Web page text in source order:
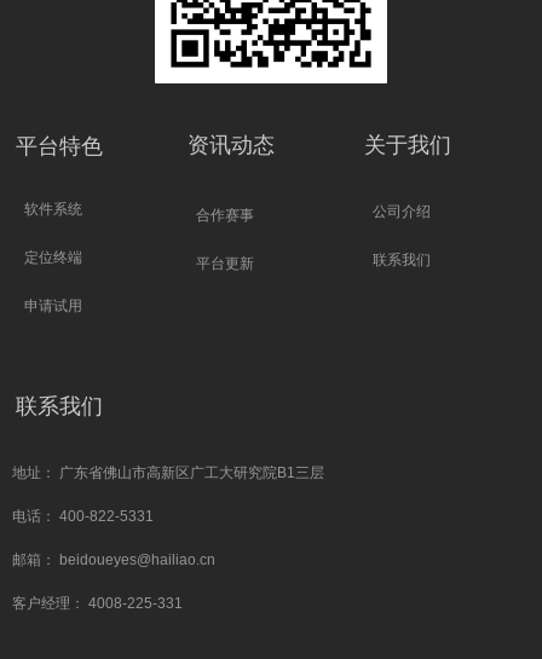
平台特色
软件系统
定位终端
申请试用
资讯动态
合作赛事
平台更新
关于我们
公司介绍
联系我们
联系我们
地址： 广东省佛山市高新区广工大研究院B1三层
电话： 400-822-5331
邮箱： beidoueyes@hailiao.cn
客户经理： 4008-225-331